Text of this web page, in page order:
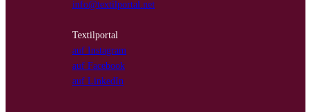
info@textilportal.net
Textilportal
auf Instagram
auf Facebook
auf LinkedIn